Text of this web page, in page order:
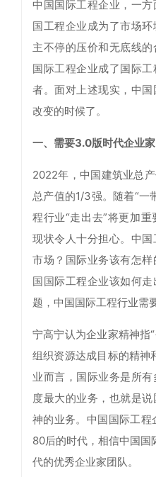
中国国际工程企业，一
国工程企业成为了市场
主不停的压价和无底线
国际工程企业成了国际
者。面对上述现实，中
改变的时候了。
一、需要3.0版时代企业
2022年，中国建筑业总
总产值的1/3强。随着“一
程行业“走出去”将更加
现状令人十分担心。中
市场？国际业务该有怎
国国际工程企业该如何
题，中国国际工程行业需
宁高宁认为企业家精神指
组织资源达成目标的精神
业而言，国际业务是所
度最大的业务，也就是
神的业务。中国国际工
80后的时代，相信中国
代的优秀企业家团队。